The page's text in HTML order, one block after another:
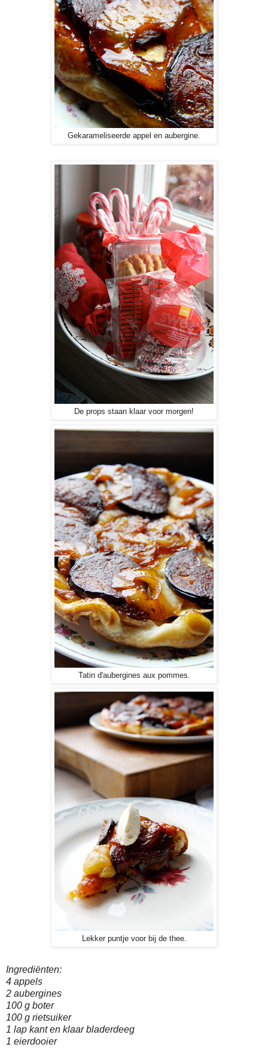
Gekarameliseerde appel en aubergine.
De props staan klaar voor morgen!
Tatin d'aubergines aux pommes.
Lekker puntje voor bij de thee.
Ingrediënten:
4 appels
2 aubergines
100 g boter
100 g rietsuiker
1 lap kant en klaar bladerdeeg
1 eierdooier